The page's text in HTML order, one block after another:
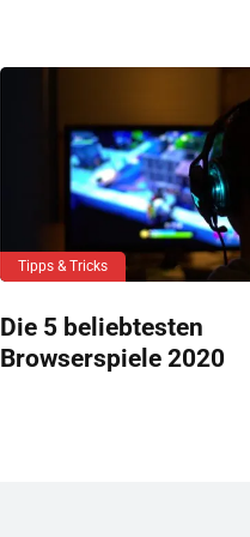
Tipps & Tricks
Die 5 beliebtesten
Browserspiele 2020